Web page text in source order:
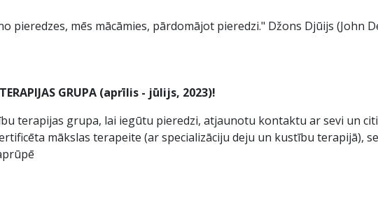
pieredzes, mēs mācāmies, pārdomājot pieredzi." Džons Djūijs (John
GRUPA (aprīlis - jūlijs, 2023)!
terapijas grupa, lai iegūtu pieredzi, atjaunotu kontaktu ar sevi un
mākslas terapeite (ar specializāciju deju un kustību terapijā),